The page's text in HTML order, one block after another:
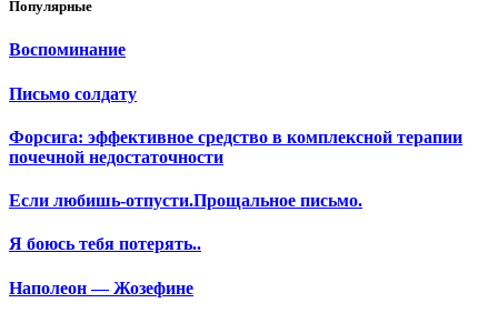
Популярные
Воспоминание
Письмо солдату
Форсига: эффективное средство в комплексной терапии
почечной недостаточности
Если любишь-отпусти.Прощальное письмо.
Я боюсь тебя потерять..
Наполеон — Жозефине